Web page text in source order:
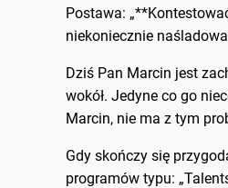
Postawa:
niekoniecznie
Dziś Pan Marcin jest
wokół. Jedyne co go
Marcin, nie ma z tym
Gdy skończy się
programów typu: